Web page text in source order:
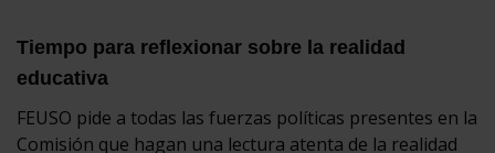
Tiempo para reflexionar sobre la realidad
educativa
FEUSO pide a todas las fuerzas políticas presentes en la
Comisión que hagan una lectura atenta de la realidad